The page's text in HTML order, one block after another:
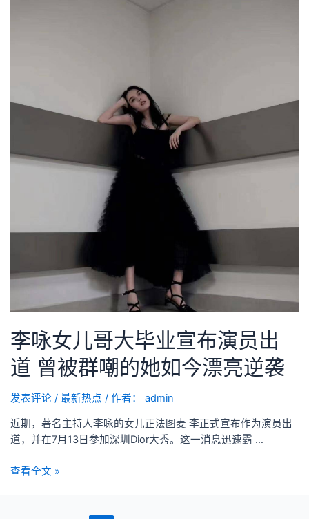
李咏女儿哥大毕业宣布演员出
道 曾被群嘲的她如今漂亮逆袭
发表评论 / 最新热点 / 作者： admin
近期，著名主持人李咏的女儿正法图麦 李正式宣布作为演员出
道，并在7月13日参加深圳Dior大秀。这一消息迅速霸 …
查看全文 »